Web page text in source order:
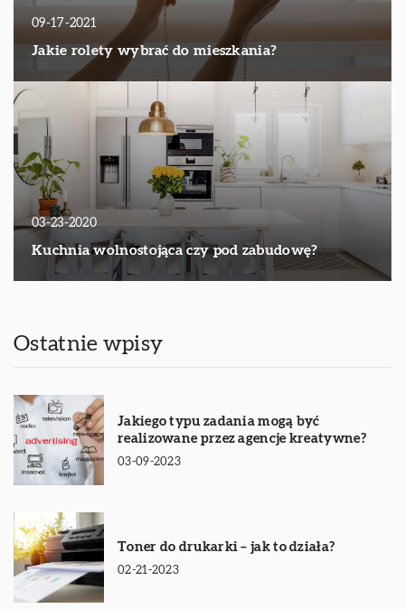
09-17-2021
Jakie rolety wybrać do mieszkania?
03-23-2020
Kuchnia wolnostojąca czy pod zabudowę?
Ostatnie wpisy
Jakiego typu zadania mogą być
realizowane przez agencje kreatywne?
03-09-2023
Toner do drukarki – jak to działa?
02-21-2023